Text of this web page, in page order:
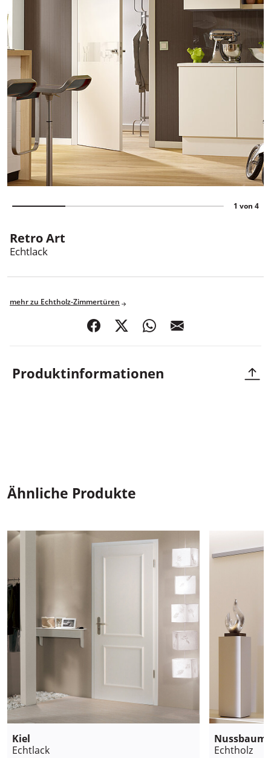
1 von 4
Holzland Mahl
Retro Art
Echtlack
mehr zu Echtholz-Zimmertüren
teilen postenteilenmail
Produktinformationen
Ähnliche Produkte
Kiel
Echtlack
Nussbaum
Echtholz